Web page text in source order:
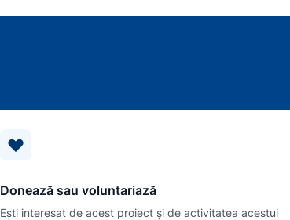
Donează sau voluntariază
Eşti interesat de acest proiect și de activitatea acestui